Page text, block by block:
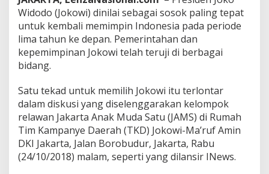
d
u
r
a
Widodo (Jokowi) dinilai sebagai sosok paling tepat
untuk kembali memimpin Indonesia pada periode
lima tahun ke depan. Pemerintahan dan
kepemimpinan Jokowi telah teruji di berbagai
bidang.
Satu tekad untuk memilih Jokowi itu terlontar
dalam diskusi yang diselenggarakan kelompok
relawan Jakarta Anak Muda Satu (JAMS) di Rumah
Tim Kampanye Daerah (TKD) Jokowi-Ma’ruf Amin
DKI Jakarta, Jalan Borobudur, Jakarta, Rabu
(24/10/2018) malam, seperti yang dilansir INews.